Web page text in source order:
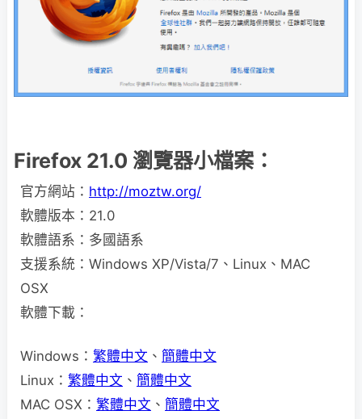
Firefox 21.0 瀏覽器小檔案：
官方網站： http://moztw.org/
軟體版本：21.0
軟體語系：多國語系
支援系統：Windows XP/Vista/7、Linux、MAC
OSX
軟體下載：
Windows： 繁體中文 、 簡體中文
Linux： 繁體中文 、 簡體中文
MAC OSX： 繁體中文 、 簡體中文